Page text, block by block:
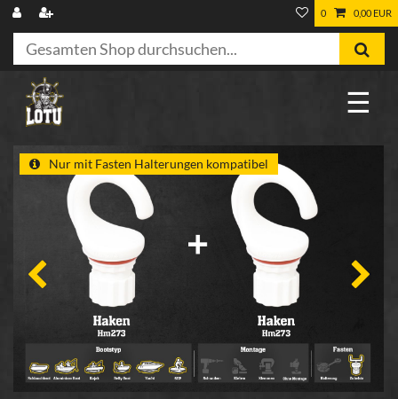
0 0,00 EUR
☰
Nur mit Fasten Halterungen kompatibel